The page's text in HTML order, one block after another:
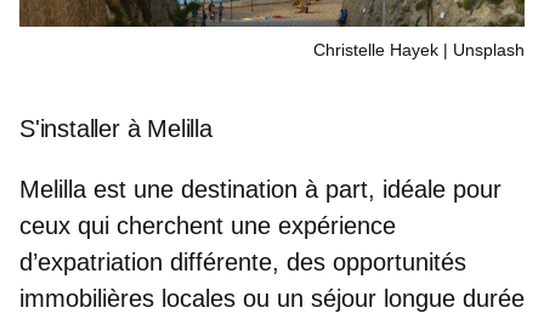
Christelle Hayek | Unsplash
S'installer à Melilla
Melilla est une destination à part, idéale pour
ceux qui cherchent une expérience
d’expatriation différente, des opportunités
immobilières locales ou un séjour longue durée